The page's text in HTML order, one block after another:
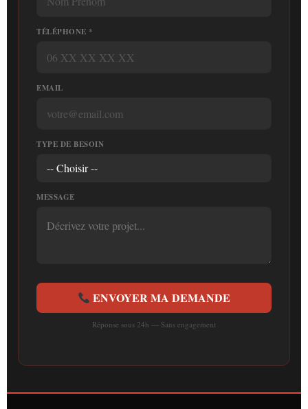
TÉLÉPHONE *
EMAIL
TYPE DE BESOIN
MESSAGE
ENVOYER MA DEMANDE
Réponse sous 24h — Sans engagement